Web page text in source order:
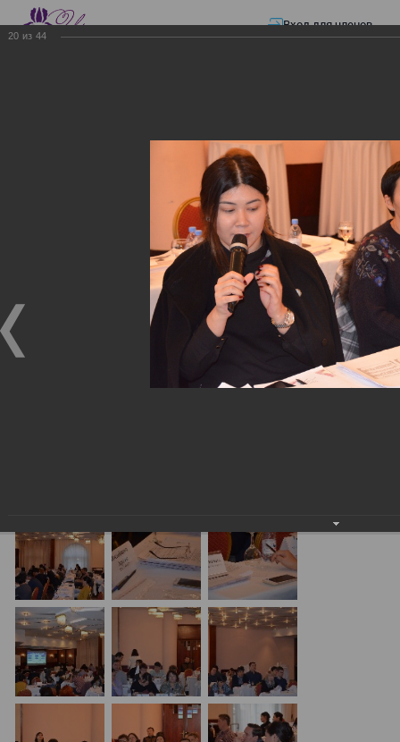
Вход для членов
ЭЛЕКТРОННЫЕ СЧЕТА-ФАКТУРЫ.
ЭЛЕКТРОННЫЕ СЧЕТА-
ФАКТУРЫ. ВИРТУАЛЬНЫЙ
ЭЛЕКТРОННЫЕ СЧЕТА-ФАКТУРЫ. ВИРТУАЛЬНЫЙ
СКЛАД.
Семинар с КГД и разработчиками
20 из 44